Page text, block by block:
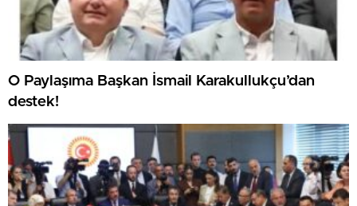
O Paylaşıma Başkan İsmail Karakullukçu’dan
destek!